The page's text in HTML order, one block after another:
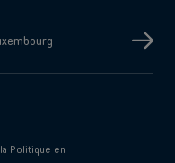
Politique en